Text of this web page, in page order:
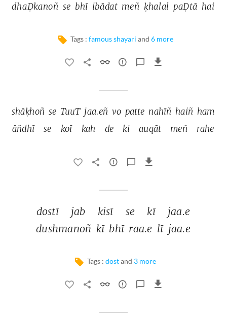
dhaḌkanoñ se bhī ibādat meñ ḳhalal paḌtā hai
Tags : famous shayari and 6 more
shāḳhoñ se TuuT jaa.eñ vo patte nahīñ haiñ ham
āñdhī
se koī kah de ki auqāt meñ rahe
dostī jab kisī se kī
jaa.e
dushmanoñ kī bhī raa.e lī jaa.e
Tags : dostand 3 more